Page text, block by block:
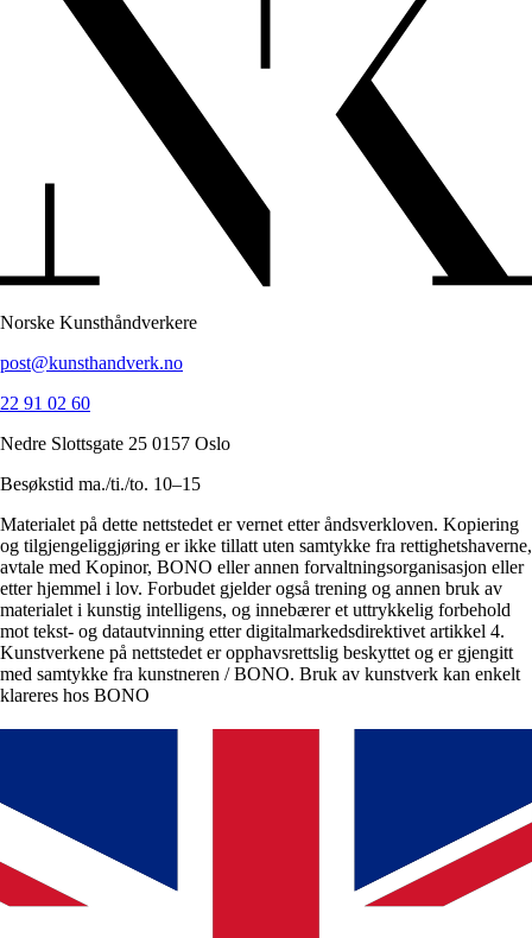
Norske Kunsthåndverkere
post@kunsthandverk.no
22 91 02 60
Nedre Slottsgate 25 0157 Oslo
Besøkstid ma./ti./to. 10–15
Materialet på dette nettstedet er vernet etter åndsverkloven. Kopiering
og tilgjengeliggjøring er ikke tillatt uten samtykke fra rettighetshaverne,
avtale med Kopinor, BONO eller annen forvaltningsorganisasjon eller
etter hjemmel i lov. Forbudet gjelder også trening og annen bruk av
materialet i kunstig intelligens, og innebærer et uttrykkelig forbehold
mot tekst- og datautvinning etter digitalmarkedsdirektivet artikkel 4.
Kunstverkene på nettstedet er opphavsrettslig beskyttet og er gjengitt
med samtykke fra kunstneren / BONO. Bruk av kunstverk kan enkelt
klareres hos BONO